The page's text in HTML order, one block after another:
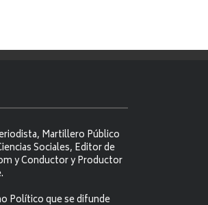
Martillero Público
Sociales, Editor de
y Conductor y Productor
Político que se difunde